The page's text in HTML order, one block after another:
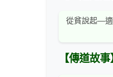
從貧說起—
【傳道故事